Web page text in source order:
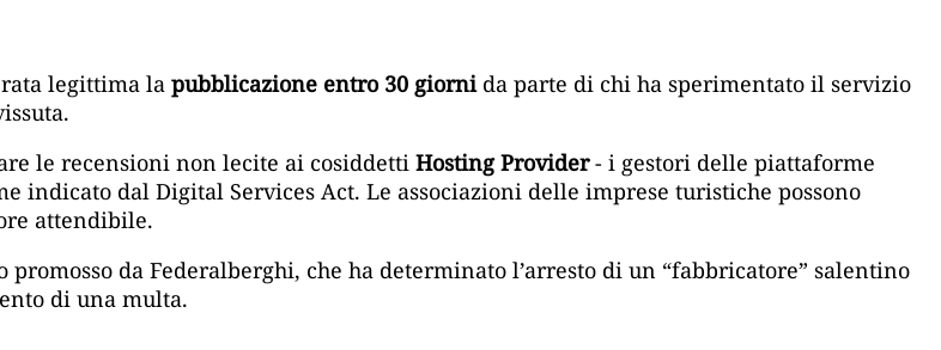
legittima la pubblicazione entro 30 giornida parte di chi ha sperimentato il servizio
le recensioni non lecite ai cosiddetti Hosting Provider- i gestori delle piattaforme
indicato dal Digital Services Act. Le associazioni delle imprese turistiche possono
attendibile.
da Federalberghi, che ha determinato l’arresto di un “fabbricatore” salentino
di una multa.